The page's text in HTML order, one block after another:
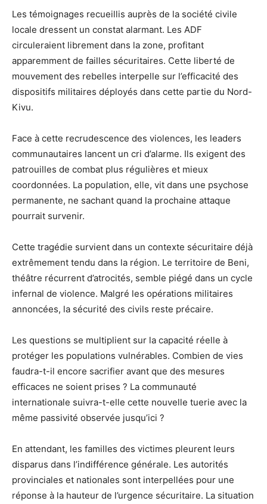
Les témoignages recueillis auprès de la société civile
locale dressent un constat alarmant. Les ADF
circuleraient librement dans la zone, profitant
apparemment de failles sécuritaires. Cette liberté de
mouvement des rebelles interpelle sur l’efficacité des
dispositifs militaires déployés dans cette partie du Nord-
Kivu.
Face à cette recrudescence des violences, les leaders
communautaires lancent un cri d’alarme. Ils exigent des
patrouilles de combat plus régulières et mieux
coordonnées. La population, elle, vit dans une psychose
permanente, ne sachant quand la prochaine attaque
pourrait survenir.
Cette tragédie survient dans un contexte sécuritaire déjà
extrêmement tendu dans la région. Le territoire de Beni,
théâtre récurrent d’atrocités, semble piégé dans un cycle
infernal de violence. Malgré les opérations militaires
annoncées, la sécurité des civils reste précaire.
Les questions se multiplient sur la capacité réelle à
protéger les populations vulnérables. Combien de vies
faudra-t-il encore sacrifier avant que des mesures
efficaces ne soient prises ? La communauté
internationale suivra-t-elle cette nouvelle tuerie avec la
même passivité observée jusqu’ici ?
En attendant, les familles des victimes pleurent leurs
disparus dans l’indifférence générale. Les autorités
provinciales et nationales sont interpellées pour une
réponse à la hauteur de l’urgence sécuritaire. La situation